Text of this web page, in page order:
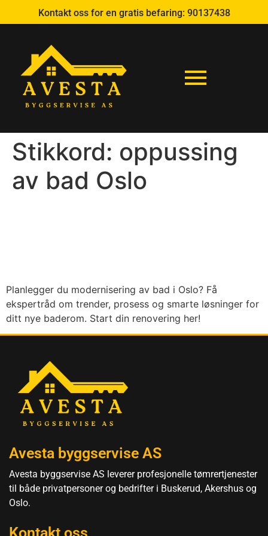
Kontakt oss for en gratis befaring: 90137438
Stikkord: oppussing
av bad Oslo
Planlegger du modernisering av bad i Oslo? Få
ekspertråd om trender, prosess og smarte løsninger for
ditt nye baderom. Start din renovering her!
Avesta byggservise AS
Avesta byggservise AS leverer profesjonelle tømrertjenester
til både privatpersoner og bedrifter i Buskerud, Akershus og
Oslo.
Kontakt oss